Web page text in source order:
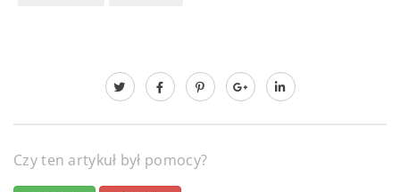
Czy ten artykuł był pomocy?